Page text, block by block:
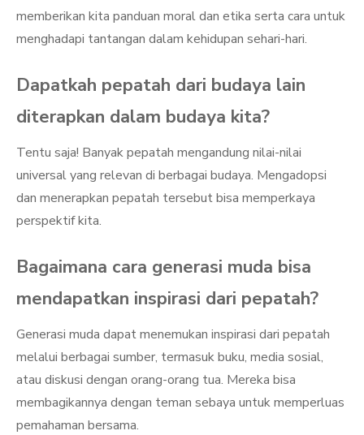
memberikan kita panduan moral dan etika serta cara untuk
menghadapi tantangan dalam kehidupan sehari-hari.
Dapatkah pepatah dari budaya lain
diterapkan dalam budaya kita?
Tentu saja! Banyak pepatah mengandung nilai-nilai
universal yang relevan di berbagai budaya. Mengadopsi
dan menerapkan pepatah tersebut bisa memperkaya
perspektif kita.
Bagaimana cara generasi muda bisa
mendapatkan inspirasi dari pepatah?
Generasi muda dapat menemukan inspirasi dari pepatah
melalui berbagai sumber, termasuk buku, media sosial,
atau diskusi dengan orang-orang tua. Mereka bisa
membagikannya dengan teman sebaya untuk memperluas
pemahaman bersama.